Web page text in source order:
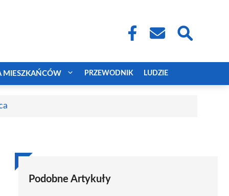
MIESZKAŃCÓW PRZEWODNIK LUDZIE
Podobne Artykuły